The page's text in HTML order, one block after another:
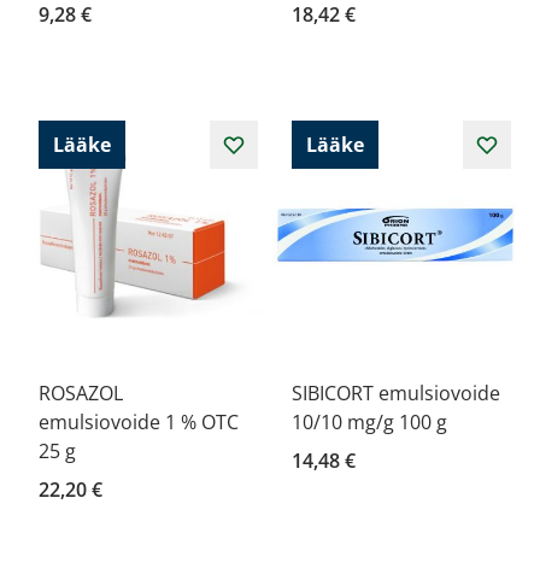
9,28 €
18,42 €
Lääke
ROSAZOL
emulsiovoide 1 % OTC
25 g
22,20 €
Lääke
SIBICORT emulsiovoide
10/10 mg/g 100 g
14,48 €